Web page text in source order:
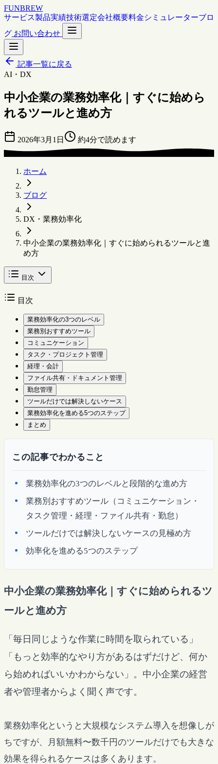
FUNBREW
サービス製品実績技術選定会社概要料金シミュレーターブロ
グ お問い合わせ
記事一覧に戻る
AI・DX
中小企業の業務効率化｜すぐに始めら
れるツールと進め方
2026年3月1日 約4分で読めます
ホーム
ブログ
DX・業務効率化
中小企業の業務効率化｜すぐに始められるツールと進
め方
目次
目次
業務効率化の3つのレベル
業務別おすすめツール
コミュニケーション
タスク・プロジェクト管理
経理・会計
ファイル共有・ドキュメント管理
勤怠管理
ツールだけでは解決しないケース
業務効率化を進める5つのステップ
まとめ
この記事でわかること
業務効率化の3つのレベルと段階的な進め方
業務別おすすめツール（コミュニケーション・
タスク管理・経理・ファイル共有・勤怠）
ツールだけでは解決しないケースの見極め方
効率化を進める5つのステップ
中小企業の業務効率化｜すぐに始められるツ
ールと進め方
「毎日同じような作業に時間を取られている」
「もっと効率的なやり方があるはずだけど、何か
ら始めればいいかわからない」。中小企業の経営
者や管理者からよく聞く声です。
業務効率化というと大規模なシステム導入を想像しが
ちですが、月額無料〜数千円のツールだけでも大きな
効果を得られるケースは多くあります。